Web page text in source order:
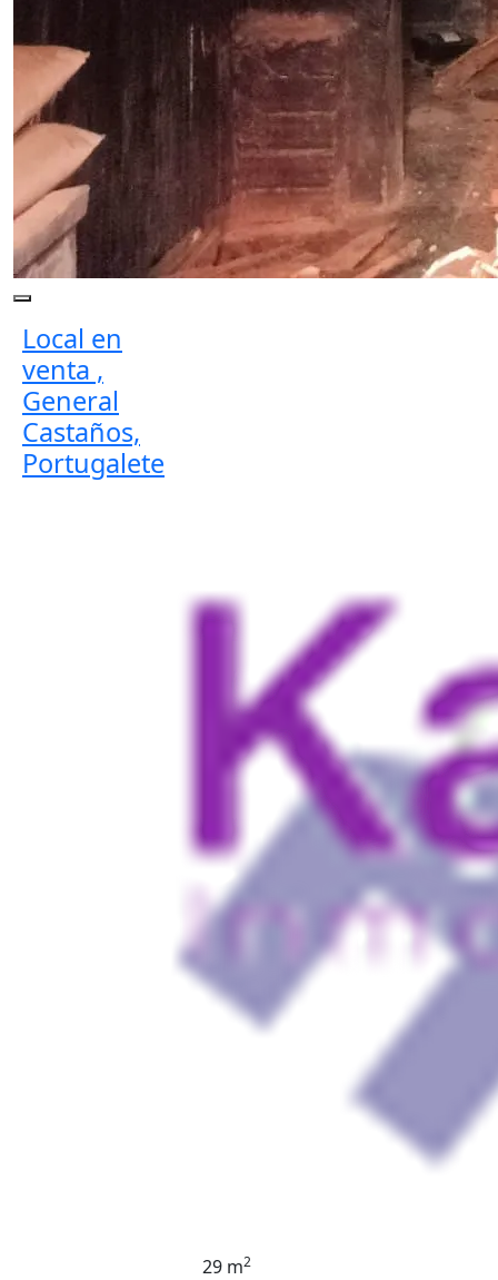
Local en
venta ,
General
Castaños,
Portugalete
29 m2